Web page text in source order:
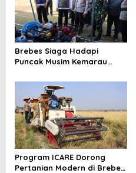
Brebes Siaga Hadapi
Puncak Musim Kemarau
Kesiapsiagaan Bencana dan
Karhutla
Program ICARE Dorong
Pertanian Modern di Brebes,